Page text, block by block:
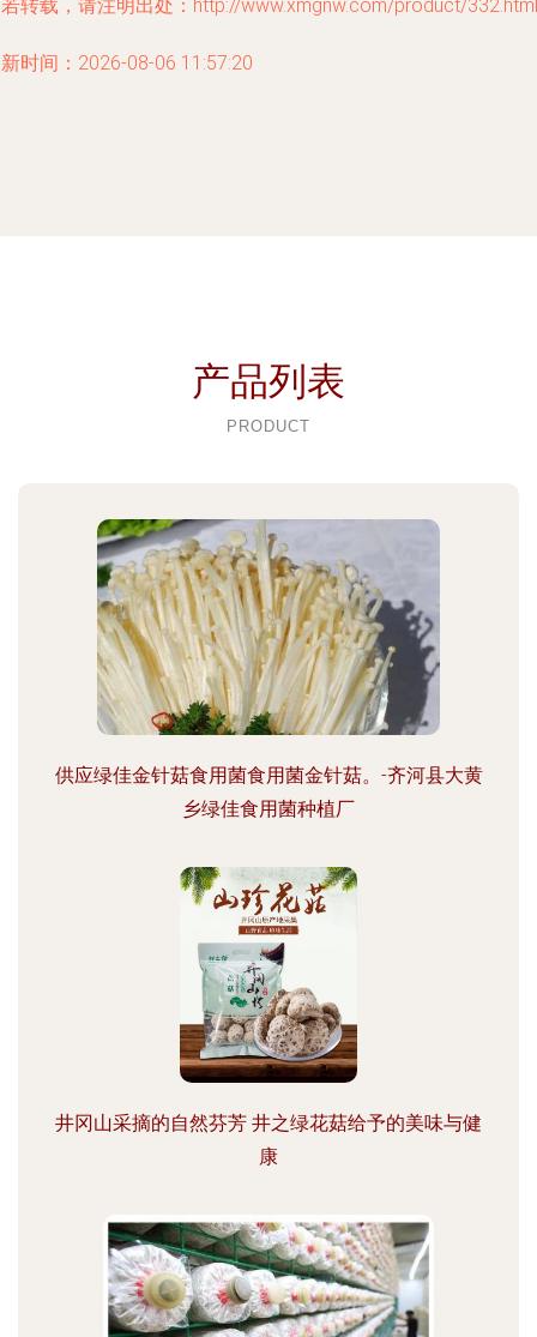
转载，请注明出处：http://www.xmgnw.com/product/332.html
时间：2026-08-06 11:57:20
产品列表
PRODUCT
供应绿佳金针菇食用菌食用菌金针菇。-齐河县大黄
乡绿佳食用菌种植厂
井冈山采摘的自然芬芳 井之绿花菇给予的美味与健
康